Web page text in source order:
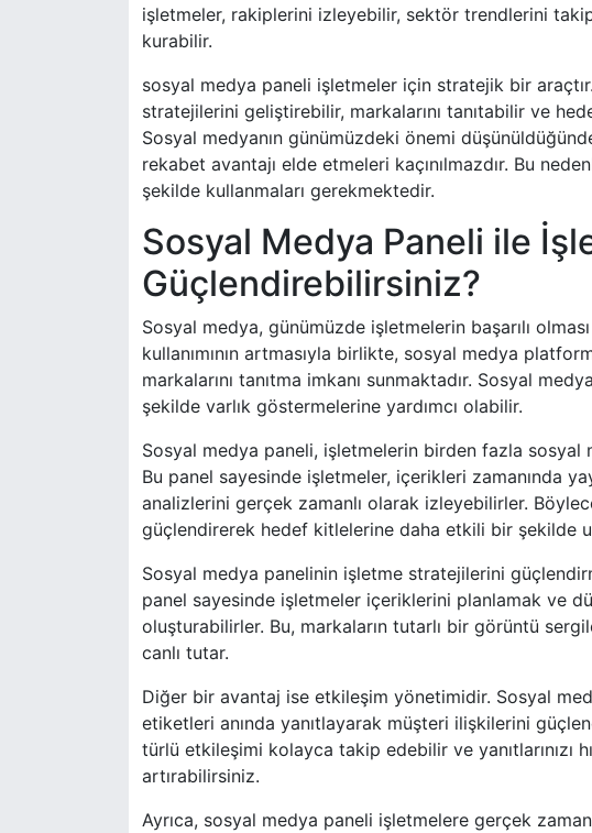
işletmeler, rakiplerini izleyebilir, sektör trendlerini
kurabilir.
sosyal medya paneli işletmeler için stratejik bir
stratejilerini geliştirebilir, markalarını tanıtabilir ve
Sosyal medyanın günümüzdeki önemi
rekabet avantajı elde etmeleri kaçınılmazdır. Bu
şekilde kullanmaları gerekmektedir.
Sosyal Medya Paneli ile
Güçlendirebilirsiniz?
Sosyal medya, günümüzde işletmelerin başarılı
kullanımının artmasıyla birlikte, sosyal medya
markalarını tanıtma imkanı sunmaktadır. Sosyal
şekilde varlık göstermelerine yardımcı olabilir.
Sosyal medya paneli, işletmelerin birden fazla sosyal
Bu panel sayesinde işletmeler, içerikleri zamanında
analizlerini gerçek zamanlı olarak izleyebilirler.
güçlendirerek hedef kitlelerine daha etkili bir şekilde
Sosyal medya panelinin işletme stratejilerini
panel sayesinde işletmeler içeriklerini planlamak ve
oluşturabilirler. Bu, markaların tutarlı bir görüntü
canlı tutar.
Diğer bir avantaj ise etkileşim yönetimidir. Sosyal
etiketleri anında yanıtlayarak müşteri ilişkilerini
türlü etkileşimi kolayca takip edebilir ve yanıtlarınızı
artırabilirsiniz.
Ayrıca, sosyal medya paneli işletmelere gerçek